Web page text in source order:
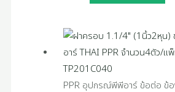
PPR อุปกรณ์พีพีอาร์ ข้อต่อ ข้